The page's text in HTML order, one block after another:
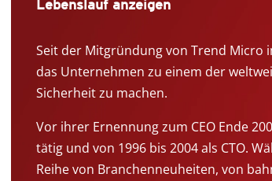
Lebenslauf anzeigen
Seit der Mitgründung von Trend Micro
das Unternehmen zu einem der
Sicherheit zu machen.
Vor ihrer Ernennung zum CEO Ende
tätig und von 1996 bis 2004 als CTO.
Reihe von Branchenneuheiten, von